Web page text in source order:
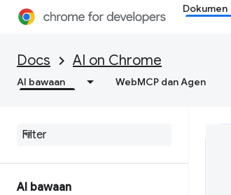
Dokumen
Docs AI on Chrome
AI bawaan WebMCP dan Agen
AI bawaan